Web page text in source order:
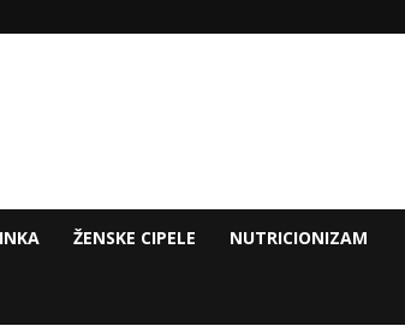
ŽENSKE CIPELE NUTRICIONIZAM